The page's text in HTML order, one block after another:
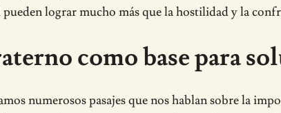
lograr mucho más que la hostilidad y la
como base para
numerosos pasajes que nos hablan sobre la